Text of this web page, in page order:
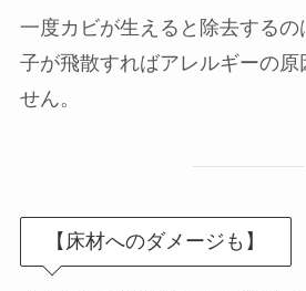
一度カビが生えると除去する
子が飛散すればアレルギーの原
せん。
【床材へのダメージも】